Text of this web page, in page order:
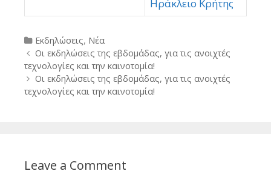
Ηράκλειο Κρήτης
Categories
Εκδηλώσεις, Νέα
Post
navigation
Οι εκδηλώσεις της εβδομάδας, για τις ανοιχτές
τεχνολογίες και την καινοτομία!
Οι εκδηλώσεις της εβδομάδας, για τις ανοιχτές
τεχνολογίες και την καινοτομία!
Leave a Comment